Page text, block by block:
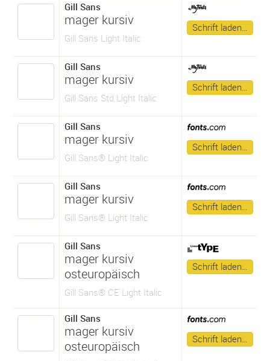
Gill Sans
mager kursiv
Gill Sans Light Italic
Schrift laden…
Gill Sans
mager kursiv
Gill Sans Std Light Italic
Schrift laden…
Gill Sans
mager kursiv
Gill Sans® Light Italic
Schrift laden…
Gill Sans
mager kursiv
Gill Sans® Light Italic
Schrift laden…
Gill Sans
mager kursiv
osteuropäisch
Gill Sans® CE Light Italic
Schrift laden…
Gill Sans
mager kursiv
osteuropäisch
Schrift laden…